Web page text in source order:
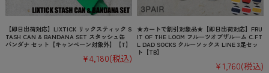
【即日出荷対応】LIXTICK リックスティック S
TASH CAN & BANDANA SET スタッシュ缶
バンダナ セット【キャンペーン対象外】【T】
¥4,180(税込)
★カートで割引対象品★【即日出荷対応】FRU
IT OF THE LOOM フルーツオブザルーム C.FT
L DAD SOCKS クルーソックス LINE 3足セッ
ト【TB】
¥1,760(税込)